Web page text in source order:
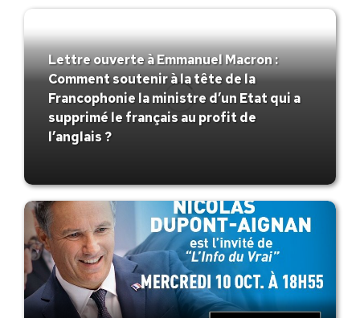
Lettre ouverte à Emmanuel Macron :
Comment soutenir à la tête de la
Francophonie la ministre d’un Etat qui a
supprimé le français au profit de
l’anglais ?